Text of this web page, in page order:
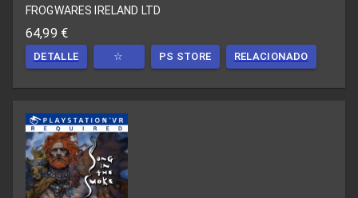
FROGWARES IRELAND LTD
64,99 €
DETALLE ☆ PS STORE RELACIONADO